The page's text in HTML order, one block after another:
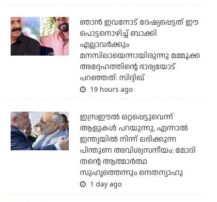
ഞാന്‍ ഇവനോട് ദേഷ്യപ്പെട്ടത് ഈ
പൊട്ടനൊഴിച്ച് ബാക്കി
എല്ലാവര്‍ക്കും
മനസിലായെന്നായിരുന്നു മമ്മൂക്ക
അദ്ദേഹത്തിന്റെ ഭാര്യയോട്
പറഞ്ഞത്: സിദ്ദിഖ്
19 hours ago
ഇസ്രഈല്‍ ഒറ്റപ്പെട്ടുവെന്ന്
ആളുകള്‍ പറയുന്നു, എന്നാല്‍
ഇന്ത്യയില്‍ നിന്ന് ലഭിക്കുന്ന
പിന്തുണ അവിശ്വസനീയം: മോദി
തന്റെ ആത്മാര്‍ത്ഥ
സുഹൃത്തെന്നും നെതന്യാഹു
1 day ago